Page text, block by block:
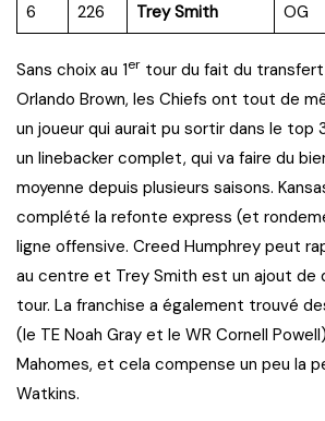
6
226 Trey Smith OG
Sans choix au 1er tour du fait du
Orlando Brown, les Chiefs ont tout de
un joueur qui aurait pu sortir dans le top
un linebacker complet, qui va faire du
moyenne depuis plusieurs saisons.
complété la refonte express (et
ligne offensive. Creed Humphrey peut
au centre et Trey Smith est un ajout de
tour. La franchise a également trouvé
(le TE Noah Gray et le WR Cornell
Mahomes, et cela compense un peu la
Watkins.